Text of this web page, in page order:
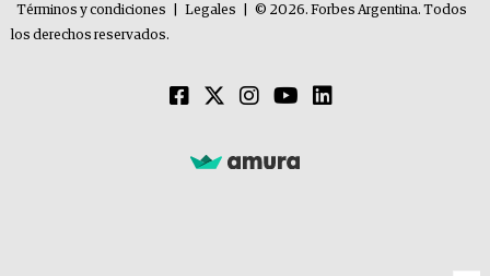
Términos y condiciones
Legales
© 2026. Forbes Argentina. Todos
los derechos reservados.